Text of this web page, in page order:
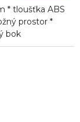
* tloušťka ABS
prostor *
bok